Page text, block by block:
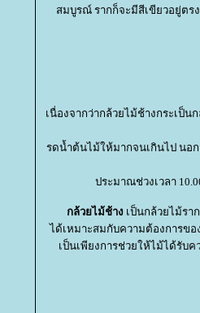
สมบูรณ์ รากก็จะมีสีเขียวอยู่ตร
เนื่องจากว่ากล้วยไม้ช้างกระเป็
รดน้ำต้นไม้ให้มากจนเกินไป นอ
ประมาณช่วงเวลา
กล้วยไม้ช้าง เป็นกล้วยไม้ร
ได้เหมาะสมกับความต้องการขอ
เป็นเพียงการช่วยให้ไม้ได้รับ